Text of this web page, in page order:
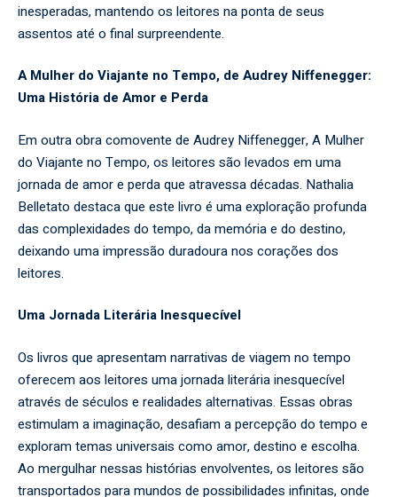
inesperadas, mantendo os leitores na ponta de seus
assentos até o final surpreendente.
A Mulher do Viajante no Tempo, de Audrey Niffenegger:
Uma História de Amor e Perda
Em outra obra comovente de Audrey Niffenegger, A Mulher
do Viajante no Tempo, os leitores são levados em uma
jornada de amor e perda que atravessa décadas. Nathalia
Belletato destaca que este livro é uma exploração profunda
das complexidades do tempo, da memória e do destino,
deixando uma impressão duradoura nos corações dos
leitores.
Uma Jornada Literária Inesquecível
Os livros que apresentam narrativas de viagem no tempo
oferecem aos leitores uma jornada literária inesquecível
através de séculos e realidades alternativas. Essas obras
estimulam a imaginação, desafiam a percepção do tempo e
exploram temas universais como amor, destino e escolha.
Ao mergulhar nessas histórias envolventes, os leitores são
transportados para mundos de possibilidades infinitas, onde